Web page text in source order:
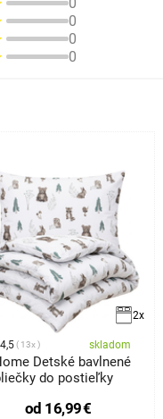
0
0
0
2x
4,5 13x skladom
Detské bavlnené
do postieľky
od 16,99€